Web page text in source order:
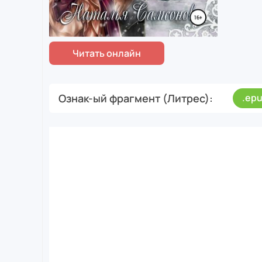
Ознак-ый фрагмент (Литрес)